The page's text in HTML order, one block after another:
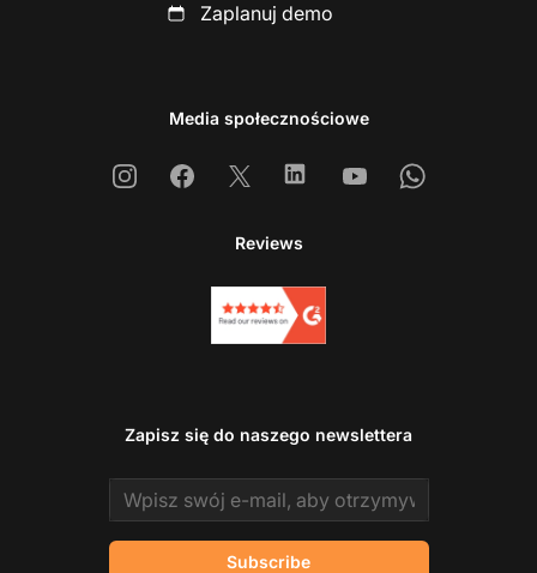
Zaplanuj demo
Media społecznościowe
InstagramFacebook
X LinkedinYoutubeWhatsapp
Reviews
Zapisz się do naszego newslettera
Email address
Subscribe